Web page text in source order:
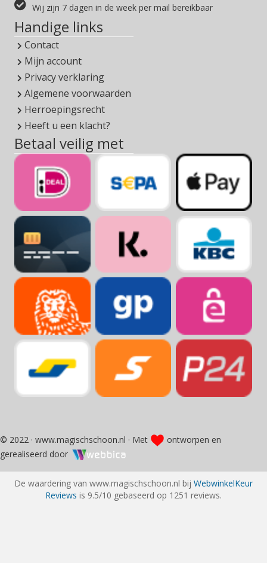
Wij zijn 7 dagen in de week per mail bereikbaar
Handige links
Contact
Mijn account
Privacy verklaring
Algemene voorwaarden
Herroepingsrecht
Heeft u een klacht?
Betaal veilig met
© 2022 · www.magischschoon.nl · Met
ontworpen en
gerealiseerd door
De waardering van www.magischschoon.nl bij WebwinkelKeur
Reviews is 9.5/10 gebaseerd op 1251 reviews.